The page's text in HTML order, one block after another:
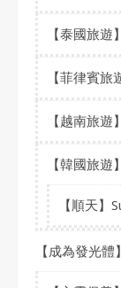
【泰國旅遊
【菲律賓
【越南旅遊
【韓國旅遊
【順天】
【成為發光